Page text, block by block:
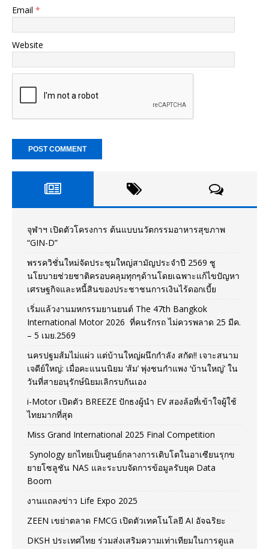
Email *
Website
จุฬาฯ เปิดตัวโครงการ ต้นแบบนวัตกรรมอาหารสุขภาพ
“GIN-D”
พรรควิชั่นใหม่จัดประชุมใหญ่สามัญประจำปี 2569 ชู
นโยบายช่วยชาติครอบคลุมทุกๆด้านโดยเฉพาะแก้ไขปัญหา
เศรษฐกิจและหนี้สินของประชาชนการเงินไร้ดอกเบี้ย
เริ่มแล้วงานมหกรรมยานยนต์ The 47th Bangkok
International Motor 2026 ที่คนรักรถ ไม่ควรพลาด 25 มีค.
– 5 เมย.2569
นครปฐมส้มไม่แผ่ว แต่บ้านใหญ่ผนึกกำลัง สกัด!! เจาะสนาม
เจดีย์ใหญ่: เมื่อคะแนนนิยม ‘ส้ม’ พุ่งชนกำแพง ‘บ้านใหญ่’ ใน
วันที่สายอนุรักษ์นิยมเลิกรบกันเอง
i-Motor เปิดตัว BREEZE ปักธงผู้นำ EV สองล้อที่เข้าใจผู้ใช้
ไทยมากที่สุด
Miss Grand International 2025 Final Competition
Synology ยกไทยเป็นศูนย์กลางการเติบโตในอาเซียนรุกข
ยายโซลูชัน NAS และระบบจัดการข้อมูลรับยุค Data
Boom
งานแถลงข่าว Life Expo 2025
ZEEN เขย่าตลาด FMCG เปิดตัวเทคโนโลยี AI อัจฉริยะ
DKSH ประเทศไทย ร่วมส่งเสริมความเท่าเทียมในการดูแล